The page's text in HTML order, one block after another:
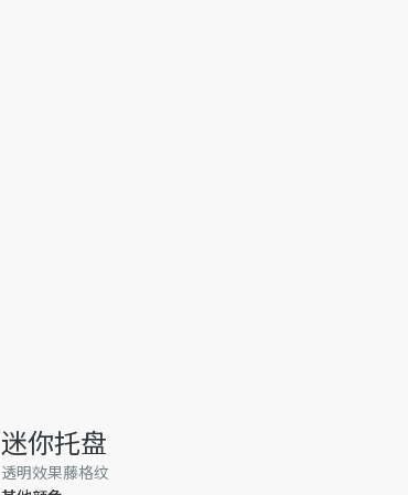
迷你托盘
透明效果藤格纹